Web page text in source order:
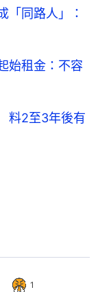
同路人」：
始租金：不容
料2至3年後有
1